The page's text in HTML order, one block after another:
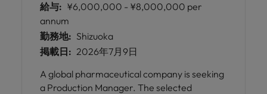
給与: ¥6,000,000 - ¥8,000,000 per
annum
勤務地: Shizuoka
掲載日: 2026年7月9日
A global pharmaceutical company is seeking
a Production Manager. The selected